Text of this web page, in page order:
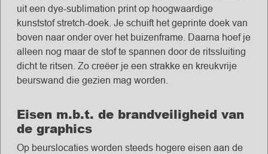
uit een dye-sublimation print op hoogwaardige
kunststof stretch-doek. Je schuift het geprinte doek van
boven naar onder over het buizenframe. Daarna hoef je
alleen nog maar de stof te spannen door de ritssluiting
dicht te ritsen. Zo creëer je een strakke en kreukvrije
beurswand die gezien mag worden.
Eisen m.b.t. de brandveiligheid van
de graphics
Op beurslocaties worden steeds hogere eisen aan de